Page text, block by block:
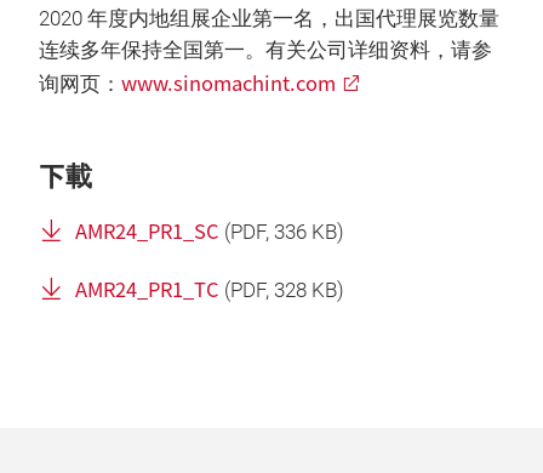
2020 年度内地组展企业第一名，出国代理展览数量
连续多年保持全国第一。有关公司详细资料，请参
询网页： www.sinomachint.com
下載
AMR24_PR1_SC (PDF, 336 KB)
AMR24_PR1_TC (PDF, 328 KB)